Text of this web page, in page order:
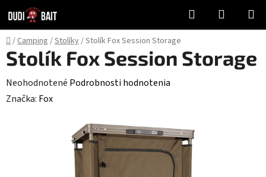
na
obsah
Hľadať
KOŠÍK
Domov
/Camping /Stolíky/Stolík Fox Session Storage
Stolík Fox Session Storage
Priemerné
hodnotenie
Neohodnotené Podrobnosti hodnotenia
Značka: Fox